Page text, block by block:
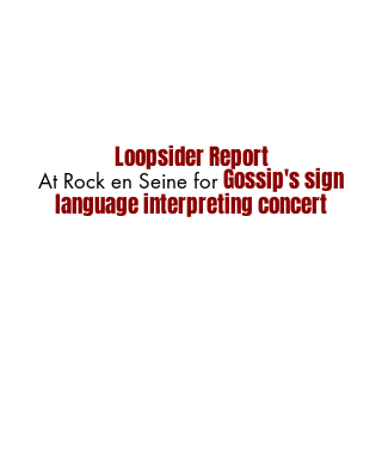
Loopsider Report
At Rock en Seine forGossip's sign
language interpreting concert